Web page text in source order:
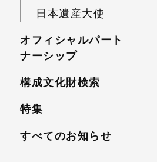
日本遺産大使
オフィシャルパート
ナーシップ
構成文化財検索
特集
すべてのお知らせ